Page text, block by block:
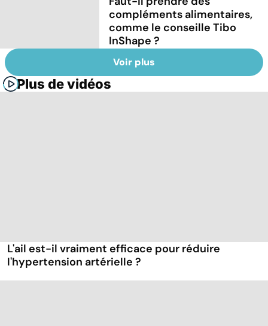
compléments alimentaires,
comme le conseille Tibo
InShape ?
Voir plus
Plus de vidéos
L'ail est-il vraiment efficace pour réduire
l'hypertension artérielle ?